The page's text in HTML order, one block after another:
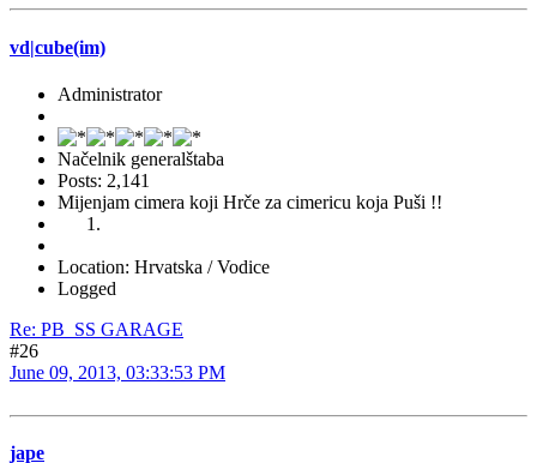
vd|cube(im)
Administrator
Načelnik generalštaba
Posts: 2,141
Mijenjam cimera koji Hrče za cimericu koja Puši !!
Location: Hrvatska / Vodice
Logged
Re: PB_SS GARAGE
#26
June 09, 2013, 03:33:53 PM
jape